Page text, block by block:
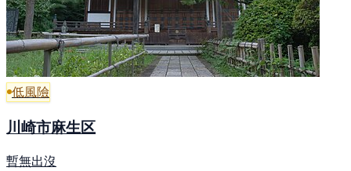
低風險
川崎市麻生区
暫無出沒